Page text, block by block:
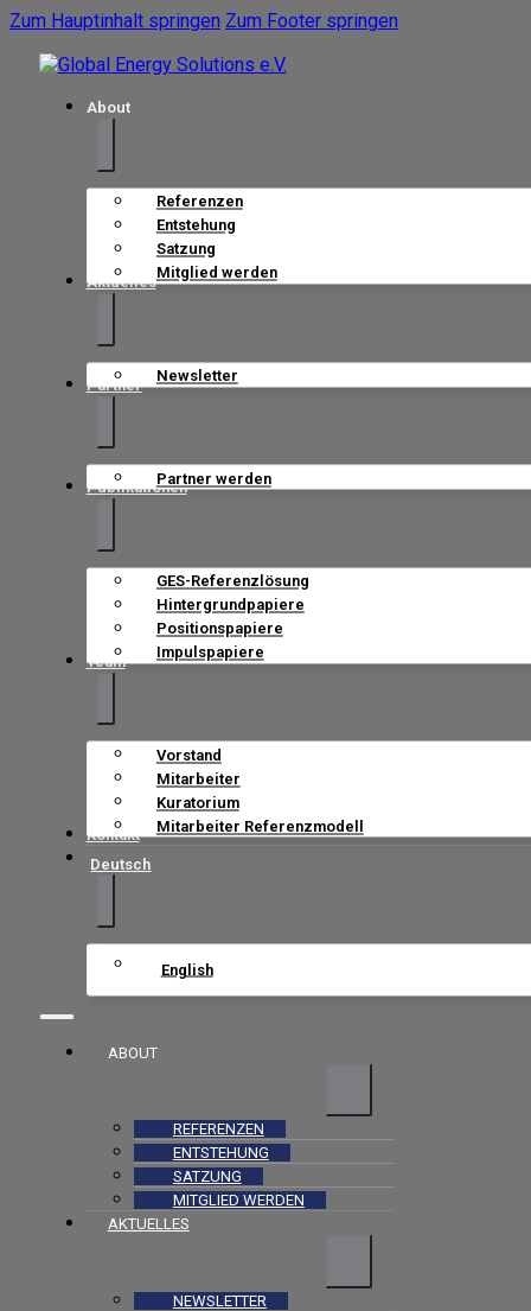
Zum Hauptinhalt springen Zum Footer springen
About
Referenzen
Entstehung
Satzung
Mitglied werden
Aktuelles
Newsletter
Partner
Partner werden
Publikationen
GES-Referenzlösung
Hintergrundpapiere
Positionspapiere
Impulspapiere
Team
Vorstand
Mitarbeiter
Kuratorium
Mitarbeiter Referenzmodell
Kontakt
Deutsch
English
ABOUT
REFERENZEN
ENTSTEHUNG
SATZUNG
MITGLIED WERDEN
AKTUELLES
NEWSLETTER